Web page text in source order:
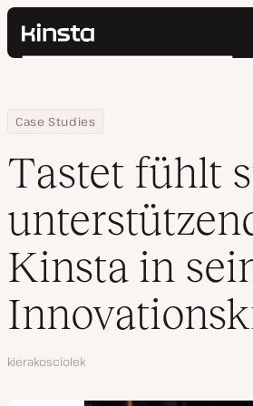
Kinsta®
Preise
Kontakt
Suchen
Home
Firma
Case Studies
Tastet fühlt sich dank des
Tastet fühlt
Kinsta in
Autor
kierakosciolek